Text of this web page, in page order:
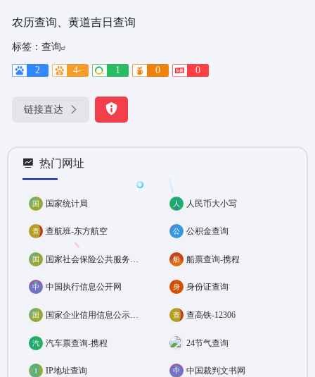
农历查询、黄道吉日查询
标签： 查询
2 4- 1 0 0
链接直达
热门网址
国家统计局 人民币大小写
查航班-东方航空 公积金查询
船票查询-携程
中国执行信息公开网 身份证查询
国家企业信用信息公示系统 查高铁-12306
汽车票查询-携程 24节气查询
IP地址查询 中国裁判文书网